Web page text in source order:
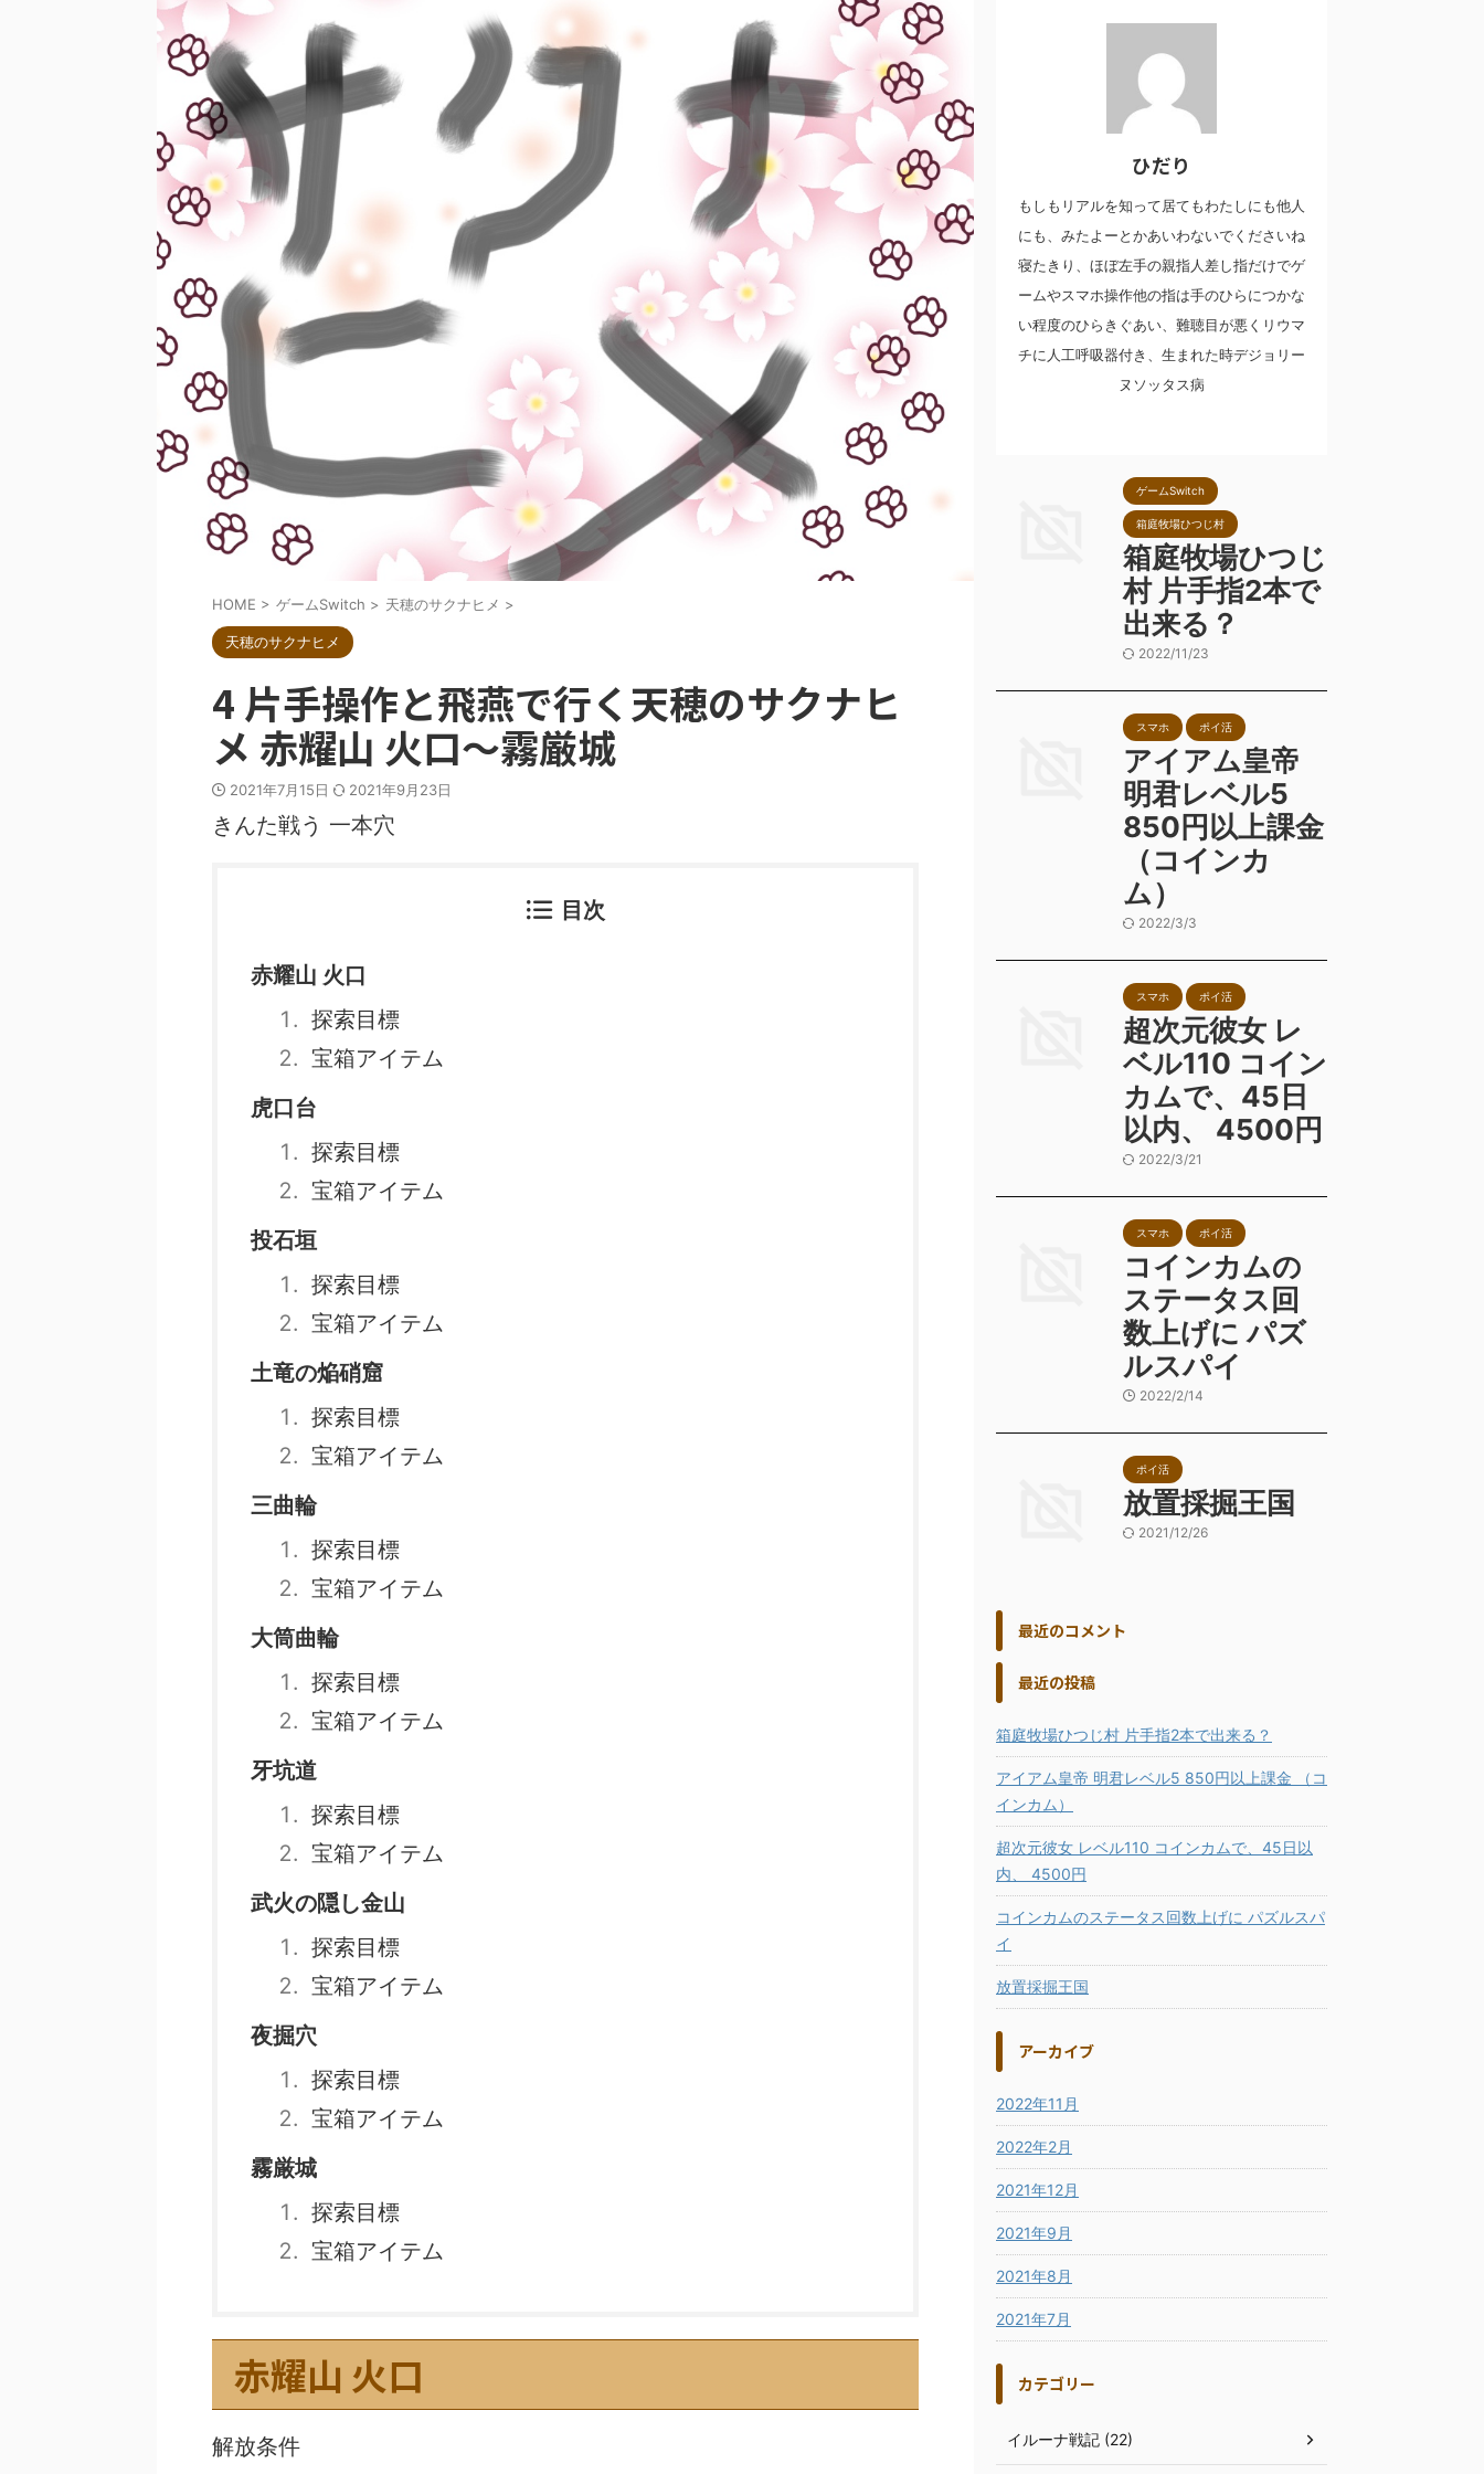
HOME > ゲームSwitch > 天穂のサクナヒメ >
天穂のサクナヒメ
4 片手操作と飛燕で行く天穂のサクナヒ
メ 赤耀山 火口〜霧厳城
2021年7月15日 2021年9月23日
きんた戦う 一本穴
目次
赤耀山 火口
探索目標
宝箱アイテム
虎口台
探索目標
宝箱アイテム
投石垣
探索目標
宝箱アイテム
土竜の焔硝窟
探索目標
宝箱アイテム
三曲輪
探索目標
宝箱アイテム
大筒曲輪
探索目標
宝箱アイテム
牙坑道
探索目標
宝箱アイテム
武火の隠し金山
探索目標
宝箱アイテム
夜掘穴
探索目標
宝箱アイテム
霧厳城
探索目標
宝箱アイテム
赤耀山 火口
解放条件
ひだり
もしもリアルを知って居てもわたしにも他人
にも、みたよーとかあいわないでくださいね
寝たきり、ほぼ左手の親指人差し指だけでゲ
ームやスマホ操作他の指は手のひらにつかな
い程度のひらきぐあい、難聴目が悪くリウマ
チに人工呼吸器付き、生まれた時デジョリー
ヌソッタス病
ゲームSwitch
箱庭牧場ひつじ村
箱庭牧場ひつじ
村 片手指2本で
出来る？
2022/11/23
スマホ ポイ活
アイアム皇帝
明君レベル5
850円以上課金
（コインカ
ム）
2022/3/3
スマホ ポイ活
超次元彼女 レ
ベル110 コイン
カムで、45日
以内、 4500円
2022/3/21
スマホ ポイ活
コインカムの
ステータス回
数上げに パズ
ルスパイ
2022/2/14
ポイ活
放置採掘王国
2021/12/26
最近のコメント
最近の投稿
箱庭牧場ひつじ村 片手指2本で出来る？
アイアム皇帝 明君レベル5 850円以上課金 （コ
インカム）
超次元彼女 レベル110 コインカムで、45日以
内、 4500円
コインカムのステータス回数上げに パズルスパ
イ
放置採掘王国
アーカイブ
2022年11月
2022年2月
2021年12月
2021年9月
2021年8月
2021年7月
カテゴリー
イルーナ戦記 (22)